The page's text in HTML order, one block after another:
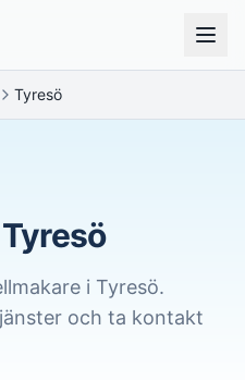
Tyresö
i Tyresö.
och ta kontakt